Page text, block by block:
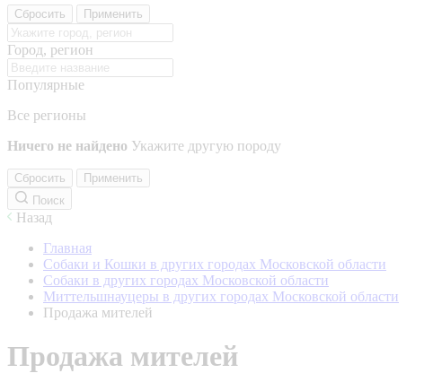
Сбросить Применить
Город, регион
Популярные
Все регионы
Ничего не найдено Укажите другую породу
Сбросить
Применить
Поиск
Назад
Главная
Собаки и Кошки в других городах Московской области
Собаки в других городах Московской области
Миттельшнауцеры в других городах Московской области
Продажа мителей
Продажа мителей